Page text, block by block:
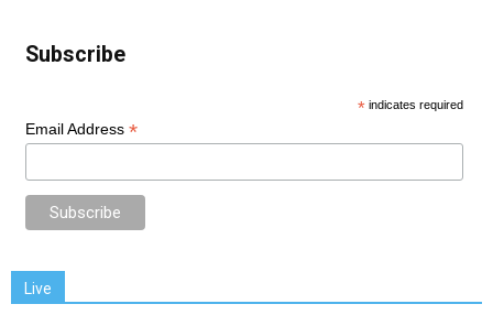
Subscribe
* indicates required
Email Address *
Live